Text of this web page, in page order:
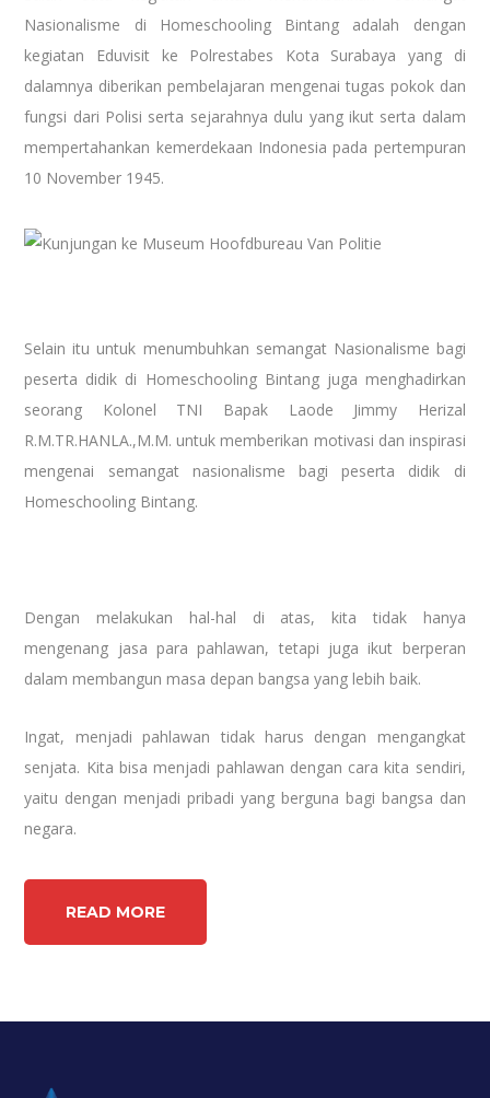
Nasionalisme di Homeschooling Bintang adalah dengan
kegiatan Eduvisit ke Polrestabes Kota Surabaya yang di
dalamnya diberikan pembelajaran mengenai tugas pokok dan
fungsi dari Polisi serta sejarahnya dulu yang ikut serta dalam
mempertahankan kemerdekaan Indonesia pada pertempuran
10 November 1945.
Selain itu untuk menumbuhkan semangat Nasionalisme bagi
peserta didik di Homeschooling Bintang juga menghadirkan
seorang Kolonel TNI Bapak Laode Jimmy Herizal
R.M.TR.HANLA.,M.M. untuk memberikan motivasi dan inspirasi
mengenai semangat nasionalisme bagi peserta didik di
Homeschooling Bintang.
Dengan melakukan hal-hal di atas, kita tidak hanya
mengenang jasa para pahlawan, tetapi juga ikut berperan
dalam membangun masa depan bangsa yang lebih baik.
Ingat, menjadi pahlawan tidak harus dengan mengangkat
senjata. Kita bisa menjadi pahlawan dengan cara kita sendiri,
yaitu dengan menjadi pribadi yang berguna bagi bangsa dan
negara.
READ MORE